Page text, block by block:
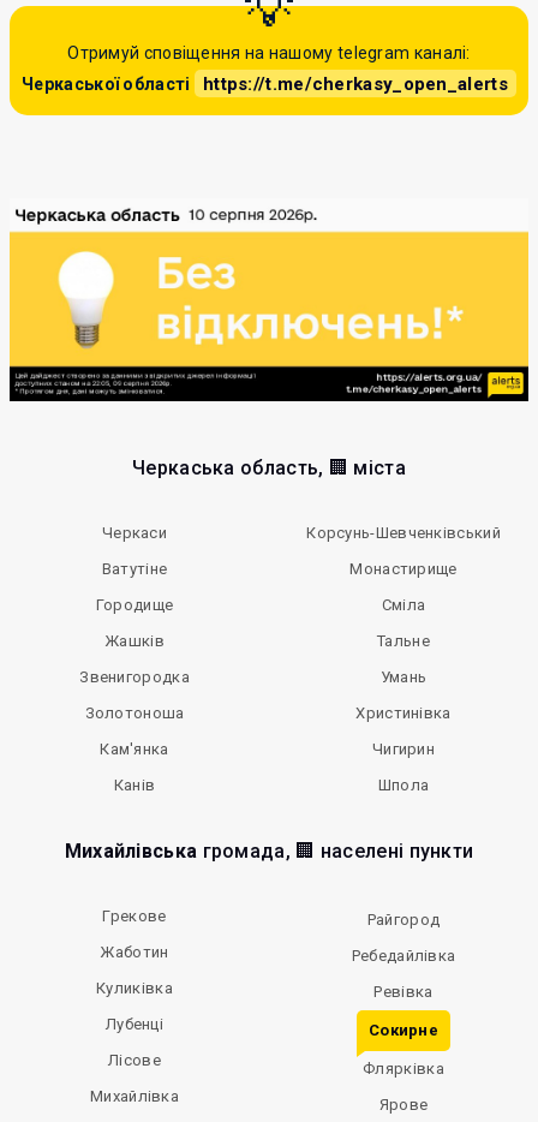
Отримуй сповіщення на нашому telegram каналі:
Черкаської області
https://t.me/cherkasy_open_alerts
Черкаська область, 🏢 міста
Черкаси
Ватутіне
Городище
Жашків
Звенигородка
Золотоноша
Кам'янка
Канів
Корсунь-Шевченківський
Монастирище
Сміла
Тальне
Умань
Христинівка
Чигирин
Шпола
Михайлівська громада, 🏢 населені пункти
Грекове
Жаботин
Куликівка
Лубенці
Лісове
Михайлівка
Райгород
Ребедайлівка
Ревівка
Сокирне
Флярківка
Ярове